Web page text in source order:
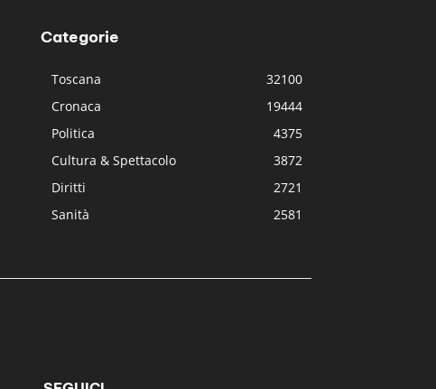
Categorie
Toscana
32100
Cronaca
19444
Politica
4375
Cultura & Spettacolo
3872
Diritti
2721
Sanità
2581